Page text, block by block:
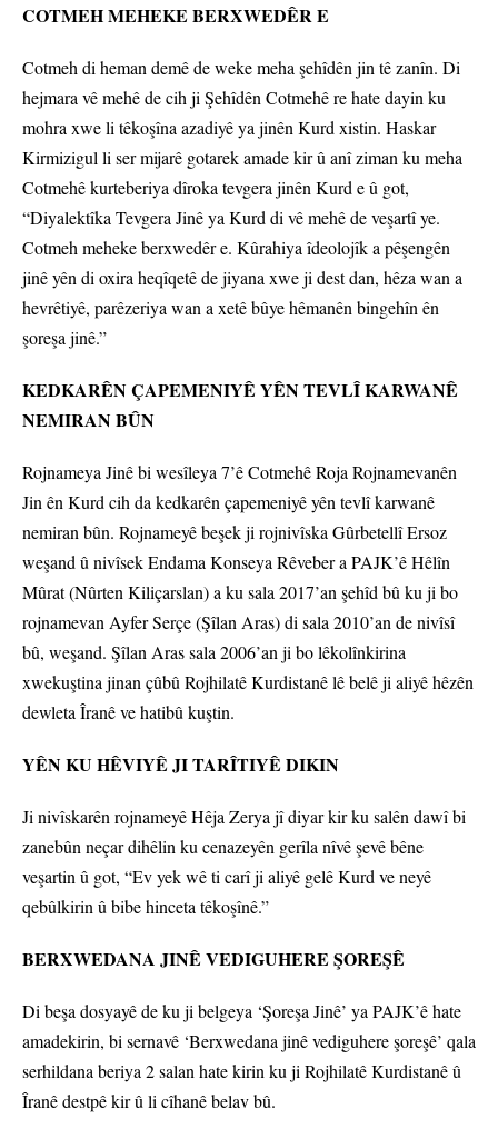
COTMEH MEHEKE BERXWEDÊR E
Cotmeh di heman demê de weke meha şehîdên jin tê zanîn. Di
hejmara vê mehê de cih ji Şehîdên Cotmehê re hate dayin ku
mohra xwe li têkoşîna azadiyê ya jinên Kurd xistin. Haskar
Kirmizigul li ser mijarê gotarek amade kir û anî ziman ku meha
Cotmehê kurteberiya dîroka tevgera jinên Kurd e û got,
“Diyalektîka Tevgera Jinê ya Kurd di vê mehê de veşartî ye.
Cotmeh meheke berxwedêr e. Kûrahiya îdeolojîk a pêşengên
jinê yên di oxira heqîqetê de jiyana xwe ji dest dan, hêza wan a
hevrêtiyê, parêzeriya wan a xetê bûye hêmanên bingehîn ên
şoreşa jinê.”
KEDKARÊN ÇAPEMENIYÊ YÊN TEVLÎ KARWANÊ
NEMIRAN BÛN
Rojnameya Jinê bi wesîleya 7’ê Cotmehê Roja Rojnamevanên
Jin ên Kurd cih da kedkarên çapemeniyê yên tevlî karwanê
nemiran bûn. Rojnameyê beşek ji rojnivîska Gûrbetellî Ersoz
weşand û nivîsek Endama Konseya Rêveber a PAJK’ê Hêlîn
Mûrat (Nûrten Kiliçarslan) a ku sala 2017’an şehîd bû ku ji bo
rojnamevan Ayfer Serçe (Şîlan Aras) di sala 2010’an de nivîsî
bû, weşand. Şîlan Aras sala 2006’an ji bo lêkolînkirina
xwekuştina jinan çûbû Rojhilatê Kurdistanê lê belê ji aliyê hêzên
dewleta Îranê ve hatibû kuştin.
YÊN KU HÊVIYÊ JI TARÎTIYÊ DIKIN
Ji nivîskarên rojnameyê Hêja Zerya jî diyar kir ku salên dawî bi
zanebûn neçar dihêlin ku cenazeyên gerîla nîvê şevê bêne
veşartin û got, “Ev yek wê ti carî ji aliyê gelê Kurd ve neyê
qebûlkirin û bibe hinceta têkoşînê.”
BERXWEDANA JINÊ VEDIGUHERE ŞOREŞÊ
Di beşa dosyayê de ku ji belgeya ‘Şoreşa Jinê’ ya PAJK’ê hate
amadekirin, bi sernavê ‘Berxwedana jinê vediguhere şoreşê’ qala
serhildana beriya 2 salan hate kirin ku ji Rojhilatê Kurdistanê û
Îranê destpê kir û li cîhanê belav bû.